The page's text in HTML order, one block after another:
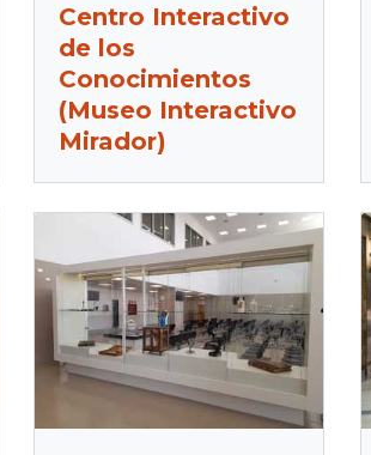
Centro Interactivo
de los
Conocimientos
(Museo Interactivo
Mirador)